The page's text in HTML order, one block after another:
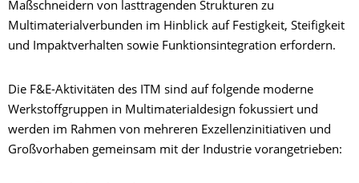
Maßschneidern von lasttragenden Strukturen zu
Multimaterialverbunden im Hinblick auf Festigkeit, Steifigkeit
und Impaktverhalten sowie Funktionsintegration erfordern.
Die F&E-Aktivitäten des ITM sind auf folgende moderne
Werkstoffgruppen in Multimaterialdesign fokussiert und
werden im Rahmen von mehreren Exzellenzinitiativen und
Großvorhaben gemeinsam mit der Industrie vorangetrieben: